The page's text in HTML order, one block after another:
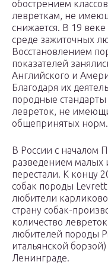
обострением
левреткам, не
снижается. В 19
среде зажиточных
Восстановлением
показателей
Английского и
Благодаря их
породные
левреток, не
общепринятых норм.
В России с началом
разведением малых
перестали. К концу
собак породы
любители
страну собак-
количество
любителей породы
итальянской
Ленинграде.